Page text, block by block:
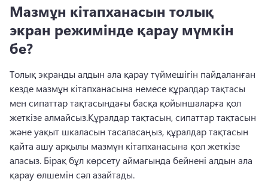
Мазмұн кітапханасын толық
экран режимінде қарау мүмкін
бе?
Толық экранды алдын ала қарау түймешігін пайдаланған
кезде мазмұн кітапханасына немесе құралдар тақтасы
мен сипаттар тақтасындағы басқа қойыншаларға қол
жеткізе алмайсыз.Құралдар тақтасын, сипаттар тақтасын
және уақыт шкаласын тасаласаңыз, құралдар тақтасын
қайта ашу арқылы мазмұн кітапханасына қол жеткізе
аласыз. Бірақ бұл көрсету аймағында бейнені алдын ала
қарау өлшемін сәл азайтады.